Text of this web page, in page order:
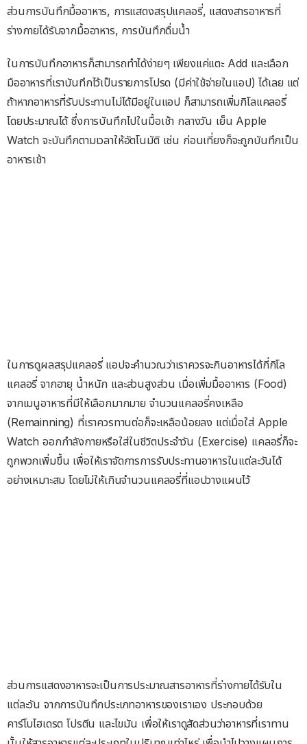
ส่วนการบันทึกมื้ออาหาร, การแสดงสรุปแคลอรี่, แสดงสารอาหารที่
ร่างกายได้รับจากมื้ออาหาร, การบันทึกดื่มน้ำ
ในการบันทึกอาหารก็สามารถทำได้ง่ายๆ เพียงแค่แตะ Add และเลือก
มืออาหารที่เราบันทึกไว้เป็นรายการโปรด (มีค่าใช้จ่ายในแอป) ได้เลย แต่
ถ้าหากอาหารที่รับประทานไม่ได้มีอยู่ในแอป ก็สามารถเพิ่มกิโลแคลอรี่
โดยประมาณได้ ซึ่งการบันทึกไปในมื้อเช้า กลางวัน เย็น Apple
Watch จะบันทึกตามเวลาให้อัตโนมัติ เช่น ก่อนเที่ยงก็จะถูกบันทึกเป็น
อาหารเช้า
ในการดูผลสรุปแคลอรี่ แอปจะคำนวณว่าเราควรจะกินอาหารได้กี่กิโล
แคลอรี่ จากอายุ น้ำหนัก และส่วนสูงส่วน เมื่อเพิ่มมื้ออาหาร (Food)
จากเมนูอาหารที่มีให้เลือกมากมาย จำนวนแคลอรี่คงเหลือ
(Remainning) ที่เราควรทานต่อก็จะเหลือน้อยลง แต่เมื่อใส่ Apple
Watch ออกกำลังกายหรือใส่ในชีวิตประจำวัน (Exercise) แคลอรี่ก็จะ
ถูกพวกเพิ่มขึ้น เพื่อให้เราจัดการการรับประทานอาหารในแต่ละวันได้
อย่างเหมาะสม โดยไม่ให้เกินจำนวนแคลอรี่ที่แอปวางแผนไว้
ส่วนการแสดงอาหารจะเป็นการประมาณสารอาหารที่ร่างกายได้รับใน
แต่ละวัน จากการบันทึกประเภทอาหารของเราเอง ประกอบด้วย
คาร์โบไฮเดรต โปรตีน และไขมัน เพื่อให้เราดูสัดส่วนว่าอาหารที่เราทาน